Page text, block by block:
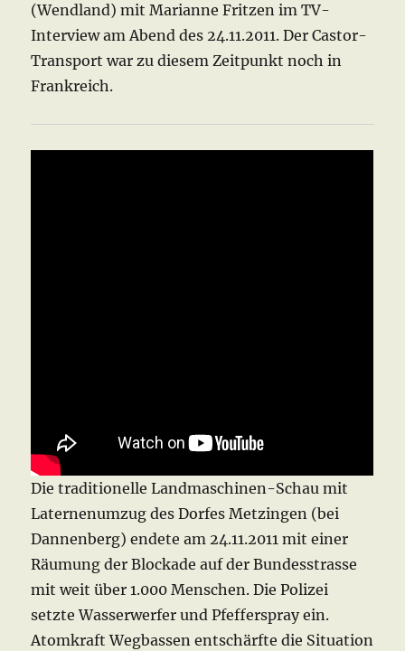
(Wendland) mit Marianne Fritzen im TV-
Interview am Abend des 24.11.2011. Der Castor-
Transport war zu diesem Zeitpunkt noch in
Frankreich.
Die traditionelle Landmaschinen-Schau mit
Laternenumzug des Dorfes Metzingen (bei
Dannenberg) endete am 24.11.2011 mit einer
Räumung der Blockade auf der Bundesstrasse
mit weit über 1.000 Menschen. Die Polizei
setzte Wasserwerfer und Pfefferspray ein.
Atomkraft Wegbassen entschärfte die Situation